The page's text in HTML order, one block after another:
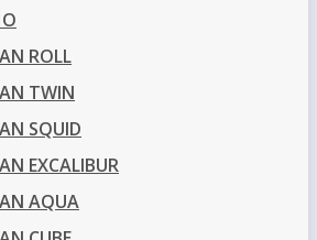
ROLL
TWIN
SQUID
EXCALIBUR
AQUA